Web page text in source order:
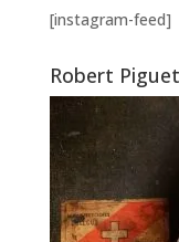
[instagram-feed]
Robert